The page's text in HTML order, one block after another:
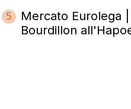
5
Mercato Eurolega
Bourdillon